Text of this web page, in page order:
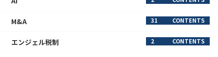
M&A 31 CONTENTS
エンジェル税制 2 CONTENTS